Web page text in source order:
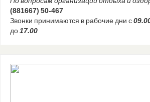
(881667) 50-467
Звонки принимаются в рабочие дни с
до17.00